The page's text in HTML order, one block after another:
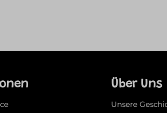
Über Uns
Unsere